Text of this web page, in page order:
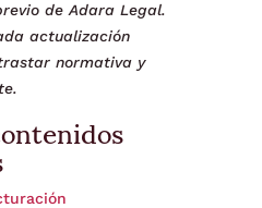
de Adara Legal.
actualización
normativa y